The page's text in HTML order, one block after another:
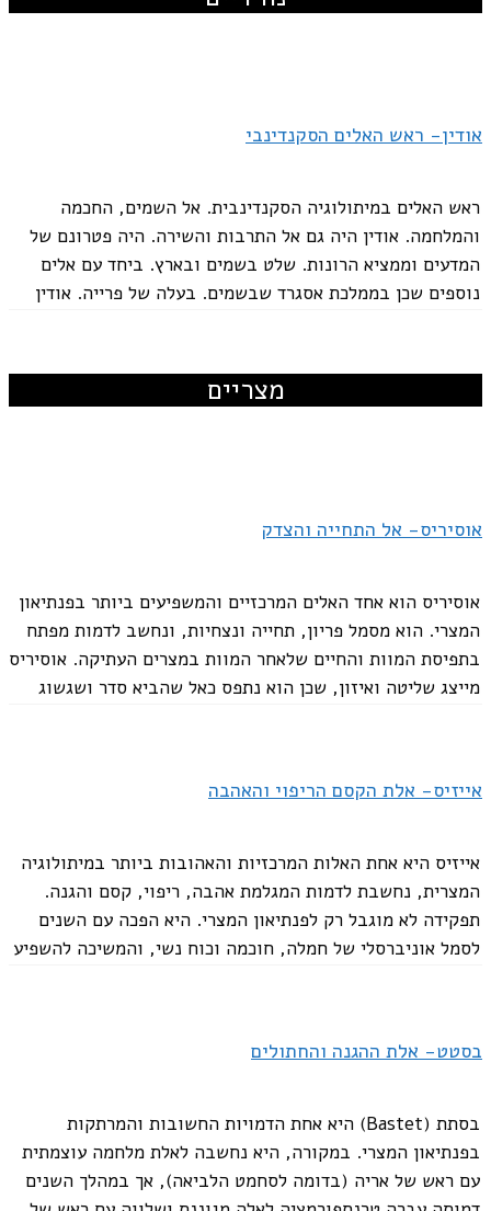
אודין- ראש האלים הסקנדינבי
ראש האלים במיתולוגיה הסקנדינבית. אל השמים, החכמה
והמלחמה. אודין היה גם אל התרבות והשירה. היה פטרונם של
המדעים וממציא הרונות. שלט בשמים ובארץ. ביחד עם אלים
נוספים שכן בממלכת אסגרד שבשמים. בעלה של פרייה. אודין
פרייה- אלת האהבה והפוריות
פוריות, כישוף, קרב ומוות. אוהבת רכוש ויופי. לעתים קרובות
תפקיד גדול בקידום החקלאות והפוריות, זו הרחבה של תפקידו
כאל שמים, וקשורה במיוחד לגשם המאפשר לגידול יבולים. ת'ור,
הוא הארכיטיפ של לוחם נאמן ואמיץ, האידיאל אליו שאף הלוחם
האנושי. הוא המגן של...
הקודם עמוד1 עמוד2 הבא
מצריים
אוסיריס- אל התחייה והצדק
אוסיריס הוא אחד האלים המרכזיים והמשפיעים ביותר בפנתיאון
המצרי. הוא מסמל פריון, תחייה ונצחיות, ונחשב לדמות מפתח
בתפיסת המוות והחיים שלאחר המוות במצרים העתיקה. אוסיריס
מייצג שליטה ואיזון, שכן הוא נתפס כאל שהביא סדר ושגשוג
אייזיס- אלת הקסם הריפוי והאהבה
אייזיס היא אחת האלות המרכזיות והאהובות ביותר במיתולוגיה
המצרית, נחשבת לדמות המגלמת אהבה, ריפוי, קסם והגנה.
תפקידה לא מוגבל רק לפנתיאון המצרי. היא הפכה עם השנים
לסמל אוניברסלי של חמלה, חוכמה וכוח נשי, והמשיכה להשפיע
בסטט- אלת ההגנה והחתולים
בסתת (Bastet) היא אחת הדמויות החשובות והמרתקות
בפנתיאון המצרי. במקורה, היא נחשבה לאלת מלחמה עוצמתית
עם ראש של אריה (בדומה לסחמט הלביאה), אך במהלך השנים